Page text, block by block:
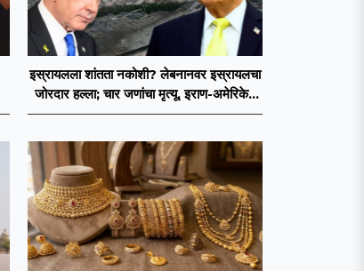
इस्रायलला शांतता नकोशी? लेबनानवर इस्रायलचा
जोरदार हल्ला; चार जणांचा मृत्यू, इराण-अमेरिकेत
आरोप-प्रत्यारोप